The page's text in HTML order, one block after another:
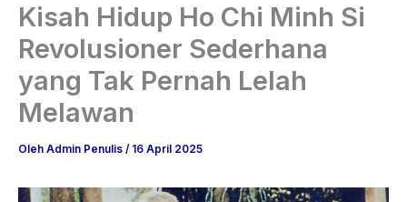
Kisah Hidup Ho Chi Minh Si
Revolusioner Sederhana
yang Tak Pernah Lelah
Melawan
Oleh Admin Penulis / 16 April 2025